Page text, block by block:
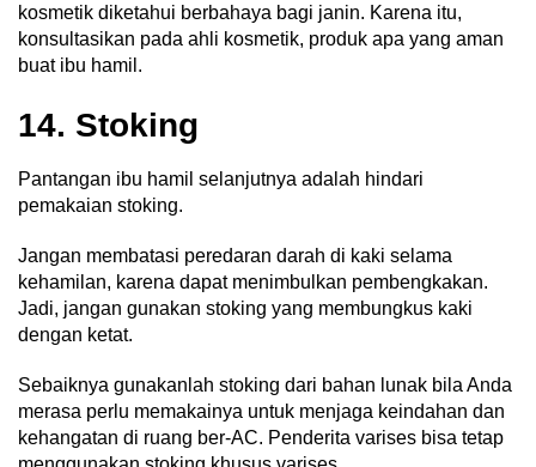
kosmetik diketahui berbahaya bagi janin. Karena itu,
konsultasikan pada ahli kosmetik, produk apa yang aman
buat ibu hamil.
14. Stoking
Pantangan ibu hamil selanjutnya adalah hindari
pemakaian stoking.
Jangan membatasi peredaran darah di kaki selama
kehamilan, karena dapat menimbulkan pembengkakan.
Jadi, jangan gunakan stoking yang membungkus kaki
dengan ketat.
Sebaiknya gunakanlah stoking dari bahan lunak bila Anda
merasa perlu memakainya untuk menjaga keindahan dan
kehangatan di ruang ber-AC. Penderita varises bisa tetap